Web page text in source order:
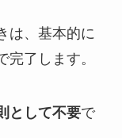
は、基本的に
了します。
として不要で